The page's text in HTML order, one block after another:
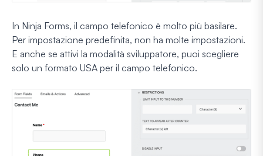
In Ninja Forms, il campo telefonico è molto più basilare.
Per impostazione predefinita, non ha molte impostazioni.
E anche se attivi la modalità sviluppatore, puoi scegliere
solo un formato USA per il campo telefonico.